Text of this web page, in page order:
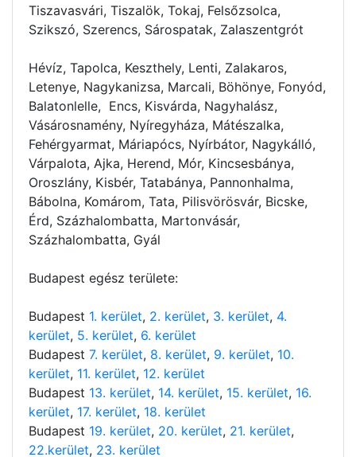
Tiszavasvári, Tiszalök, Tokaj, Felsőzsolca,
Szikszó, Szerencs, Sárospatak, Zalaszentgrót
Hévíz, Tapolca, Keszthely, Lenti, Zalakaros,
Letenye, Nagykanizsa, Marcali, Böhönye, Fonyód,
Balatonlelle, Encs, Kisvárda, Nagyhalász,
Vásárosnamény, Nyíregyháza, Mátészalka,
Fehérgyarmat, Máriapócs, Nyírbátor, Nagykálló,
Várpalota, Ajka, Herend, Mór, Kincsesbánya,
Oroszlány, Kisbér, Tatabánya, Pannonhalma,
Bábolna, Komárom, Tata, Pilisvörösvár, Bicske,
Érd, Százhalombatta, Martonvásár,
Százhalombatta, Gyál
Budapest egész területe:
Budapest 1. kerület, 2. kerület, 3. kerület, 4.
kerület, 5. kerület, 6. kerület
Budapest 7. kerület, 8. kerület, 9. kerület, 10.
kerület, 11. kerület, 12. kerület
Budapest 13. kerület, 14. kerület, 15. kerület, 16.
kerület, 17. kerület, 18. kerület
Budapest 19. kerület, 20. kerület, 21. kerület,
22.kerület, 23. kerület